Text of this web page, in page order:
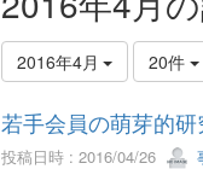
2016年4月 20件
若手会員の萌芽的
投稿日時 : 2016/04/26